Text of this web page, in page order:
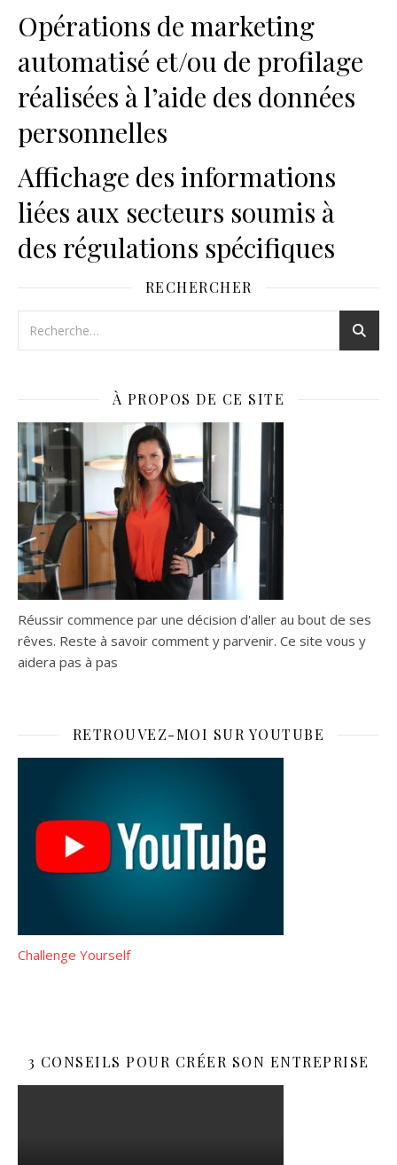
Opérations de marketing
automatisé et/ou de profilage
réalisées à l’aide des données
personnelles
Affichage des informations
liées aux secteurs soumis à
des régulations spécifiques
RECHERCHER
À PROPOS DE CE SITE
Réussir commence par une décision d'aller au bout de ses
rêves. Reste à savoir comment y parvenir. Ce site vous y
aidera pas à pas
RETROUVEZ-MOI SUR YOUTUBE
Challenge Yourself
3 CONSEILS POUR CRÉER SON ENTREPRISE